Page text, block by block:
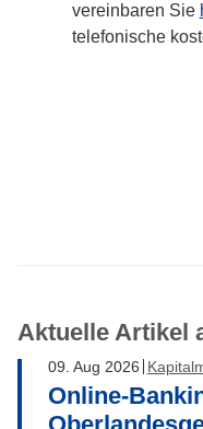
vereinbaren Sie
telefonische
Aktuelle Artikel
09 Aug 2026
Online-